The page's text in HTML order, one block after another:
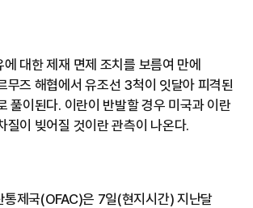
대한 제재 면제 조치를 보름여 만에
무즈 해협에서 유조선 3척이 잇달아 피격된
풀이된다. 이란이 반발할 경우 미국과 이란
질이 빚어질 것이란 관측이 나온다.
통제국(OFAC)은 7일(현지시간) 지난달